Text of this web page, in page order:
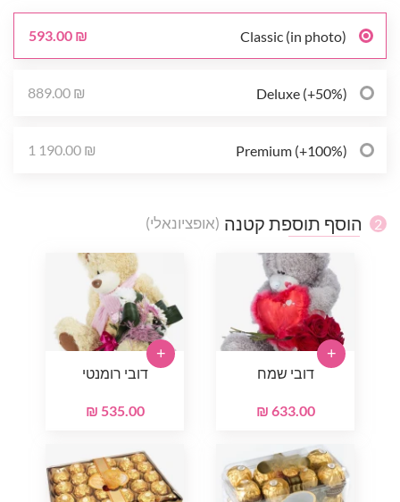
Classic (in photo)
593.00 ₪
Deluxe (+50%)
889.00 ₪
Premium (+100%)
1 190.00 ₪
2 הוסף תוספת קטנה (אופציונאלי)
דובי שמח
633.00 ₪
+
דובי רומנטי
535.00 ₪
+